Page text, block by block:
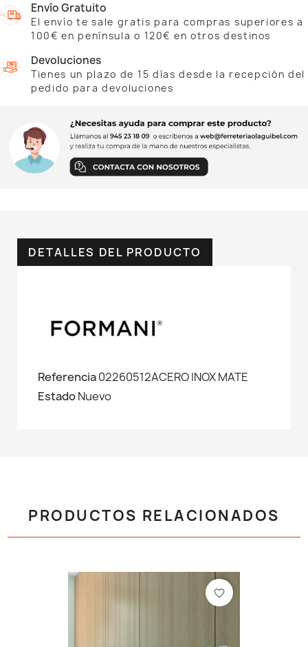
Envío Gratuito
El envío te sale gratis para compras superiores a
100€ en península o 120€ en otros destinos
Devoluciones
Tienes un plazo de 15 días desde la recepción del
pedido para devoluciones
DETALLES DEL PRODUCTO
Referencia02260512ACERO INOX MATE
EstadoNuevo
PRODUCTOS RELACIONADOS
favorite_border